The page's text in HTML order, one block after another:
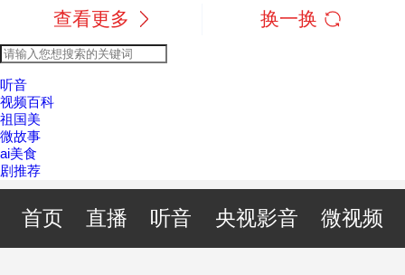
查看更多 换一换
听音
视频百科
祖国美
微故事
ai美食
剧推荐
首页 直播 听音 央视影音 微视频